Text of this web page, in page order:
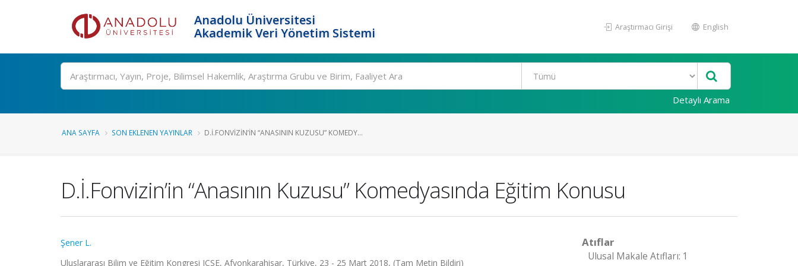
Anadolu Üniversitesi
Akademik Veri Yönetim Sistemi
Araştırmacı Girişi English
Ara
Detaylı Arama
ANA SAYFA SON EKLENEN YAYINLAR D.İ.FONVIZIN’IN “ANASININ KUZUSU” KOMEDY...
D.İ.Fonvizin’in “Anasının Kuzusu” Komedyasında Eğitim Konusu
Şener L.
Uluslararası Bilim ve Eğitim Kongresi ICSE, Afyonkarahisar, Türkiye, 23 - 25 Mart 2018, (Tam Metin Bildiri)
Atıflar
Ulusal Makale Atıfları: 1